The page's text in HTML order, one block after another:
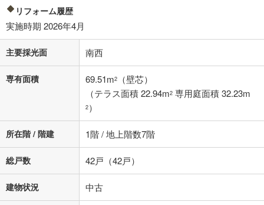
リフォーム履歴
実施時期 2026年4月
主要採光面 南西
専有面積 69.51m2
（壁芯）
（テラス面積 22.94m2 専用庭面積 32.23m
2）
所在階 / 階建 1階 / 地上階数7階
総戸数 42戸（42戸）
建物状況 中古